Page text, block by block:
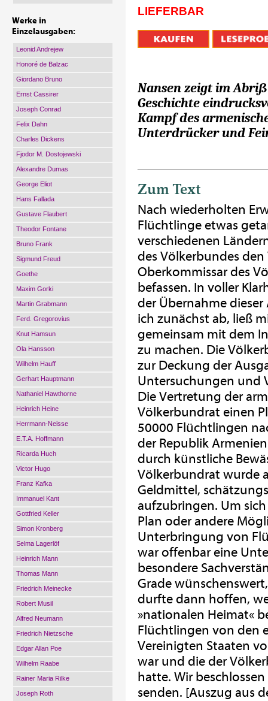
Werke in
Einzelausgaben:
Leonid Andrejew
Honoré de Balzac
Giordano Bruno
Ernst Cassirer
Joseph Conrad
Felix Dahn
Charles Dickens
Fjodor M. Dostojewski
Alexandre Dumas
George Eliot
Hans Fallada
Gustave Flaubert
Theodor Fontane
Bruno Frank
Sigmund Freud
Goethe
Maxim Gorki
Martin Grabmann
Ferd. Gregorovius
Knut Hamsun
Ola Hansson
Wilhelm Hauff
Gerhart Hauptmann
Nathaniel Hawthorne
Heinrich Heine
Herrmann-Neisse
E.T.A. Hoffmann
Ricarda Huch
Victor Hugo
Franz Kafka
Immanuel Kant
Gottfried Keller
Simon Kronberg
Selma Lagerlöf
Heinrich Mann
Thomas Mann
Friedrich Meinecke
Robert Musil
Alfred Neumann
Friedrich Nietzsche
Edgar Allan Poe
Wilhelm Raabe
Rainer Maria Rilke
Joseph Roth
LIEFERBAR
Nansen zeigt im
Geschichte
Kampf des
Unterdrücker und
Zum Text
Nach wiederholten
Flüchtlinge etwas
verschiedenen
des Völkerbundes den
Oberkommissar des
befassen. In voller
der Übernahme
ich zunächst ab, ließ
gemeinsam mit dem
zu machen. Die
zur Deckung der
Untersuchungen und
Die Vertretung der
Völkerbundrat einen
50000 Flüchtlingen
der Republik
durch künstliche
Völkerbundrat wurde
Geldmittel,
aufzubringen. Um
Plan oder andere
Unterbringung von
war offenbar eine
besondere
Grade
durfte dann hoffen,
»nationalen Heimat«
Flüchtlingen von den
Vereinigten Staaten
war und die der
hatte. Wir
senden. [Auszug aus